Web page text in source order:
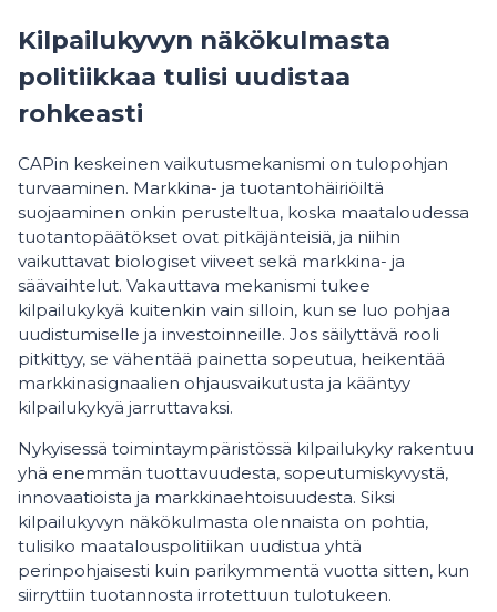
Kilpailukyvyn näkökulmasta
politiikkaa tulisi uudistaa
rohkeasti
CAPin keskeinen vaikutusmekanismi on tulopohjan
turvaaminen. Markkina- ja tuotantohäiriöiltä
suojaaminen onkin perusteltua, koska maataloudessa
tuotantopäätökset ovat pitkäjänteisiä, ja niihin
vaikuttavat biologiset viiveet sekä markkina- ja
säävaihtelut. Vakauttava mekanismi tukee
kilpailukykyä kuitenkin vain silloin, kun se luo pohjaa
uudistumiselle ja investoinneille. Jos säilyttävä rooli
pitkittyy, se vähentää painetta sopeutua, heikentää
markkinasignaalien ohjausvaikutusta ja kääntyy
kilpailukykyä jarruttavaksi.
Nykyisessä toimintaympäristössä kilpailukyky rakentuu
yhä enemmän tuottavuudesta, sopeutumiskyvystä,
innovaatioista ja markkinaehtoisuudesta. Siksi
kilpailukyvyn näkökulmasta olennaista on pohtia,
tulisiko maatalouspolitiikan uudistua yhtä
perinpohjaisesti kuin parikymmentä vuotta sitten, kun
siirryttiin tuotannosta irrotettuun tulotukeen.